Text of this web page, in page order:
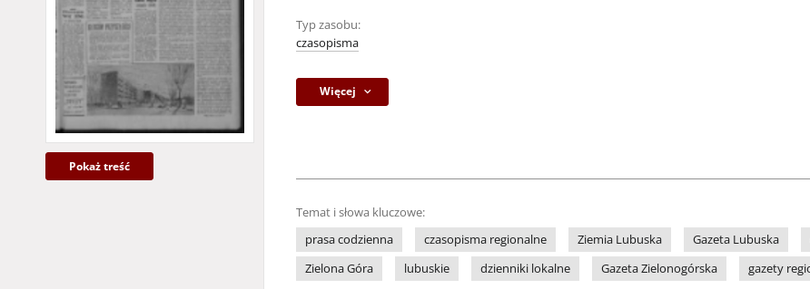
Pokaż treść
Typ zasobu:
czasopisma
Więcej
Temat i słowa kluczowe:
prasa codzienna
czasopisma regionalne Ziemia Lubuska Gazeta Lubuska
Zielona Góra
lubuskie dzienniki lokalne Gazeta Zielonogórska gazety